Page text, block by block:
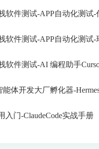
软件测试-APP自动化测试-
软件测试-APP自动化测试-
软件测试-AI 编程助手
能体开发大厂孵化器-
入门-ClaudeCode实战手册